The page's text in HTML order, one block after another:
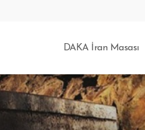
DAKA İran Masası